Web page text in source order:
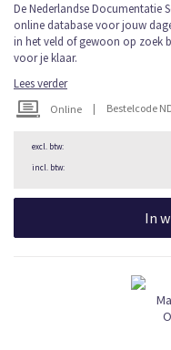
De Nederlandse Documentatie
online database voor jouw
in het veld of gewoon op zoek
voor je klaar.
Lees verder
Online | Bestelcode
In